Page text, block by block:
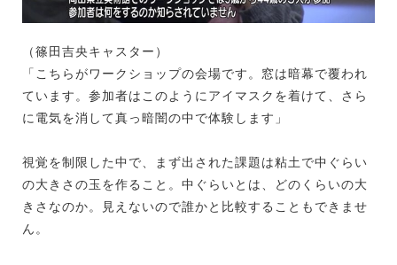
（篠田吉央キャスター）
「こちらがワークショップの会場です。窓は暗幕で覆われ
ています。参加者はこのようにアイマスクを着けて、さら
に電気を消して真っ暗闇の中で体験します」
視覚を制限した中で、まず出された課題は粘土で中ぐらい
の大きさの玉を作ること。中ぐらいとは、どのくらいの大
きさなのか。見えないので誰かと比較することもできませ
ん。